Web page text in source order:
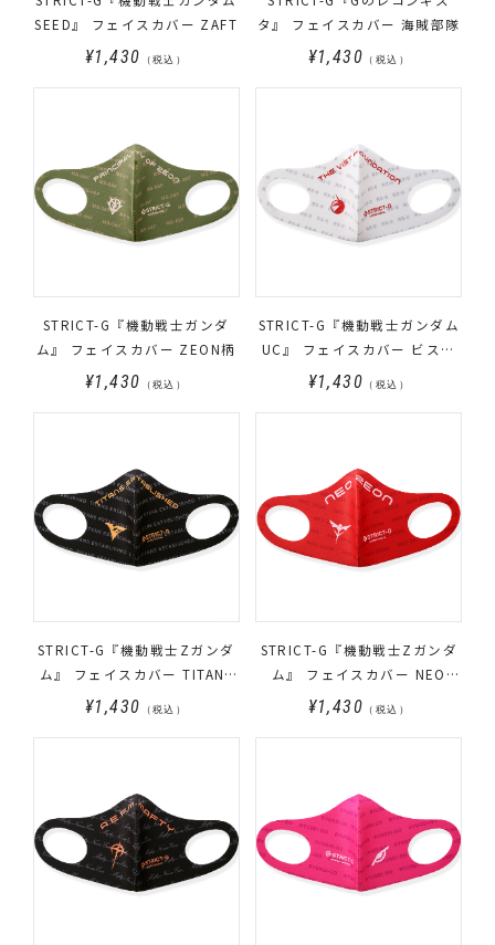
SEED』 フェイスカバー ZAFT
¥1,430 （税込）
タ』 フェイスカバー 海賊部隊
¥1,430 （税込）
STRICT-G『機動戦士ガンダ
ム』 フェイスカバー ZEON柄
¥1,430 （税込）
STRICT-G『機動戦士ガンダム
UC』 フェイスカバー ビスト
財団柄
¥1,430 （税込）
STRICT-G『機動戦士Zガンダ
ム』 フェイスカバー TITANS
柄
¥1,430 （税込）
STRICT-G『機動戦士Zガンダ
ム』 フェイスカバー NEO
ZEON柄
¥1,430 （税込）